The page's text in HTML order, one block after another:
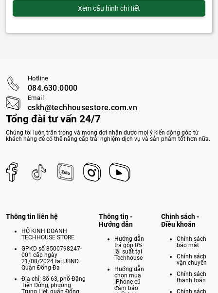
Xem cấu hình chi tiết
Tổng đài tư vấn 24/7
Chúng tôi luôn trân trọng và mong đợi nhận được mọi ý kiến đóng góp từ
khách hàng để có thể nâng cấp trải nghiệm dịch vụ và sản phẩm tốt hơn nữa.
Hotline
084.630.0000
Email
cskh@techhousestore.com.vn
Thông tin liên hệ
HỘ KINH DOANH
TECHHOUSE STORE
GPKD số 8500798247-
001 cấp ngày
21/08/2024 tại UBND
Quận Đống Đa
Địa chỉ: Số 63, phố Đặng
Tiến Đông, phường
Trung Liệt, quận Đống
Thông tin -
Hướng dẫn
Hướng dẫn
trả góp 0%
lãi suất tại
Techhouse
Hướng dẫn
chọn mua
iPhone cũ
đảm bảo
Chính sách -
Điều khoản
Chính sách
bảo mật
Chính sách
vận chuyển
Chính sách
thanh toán
Chính sách